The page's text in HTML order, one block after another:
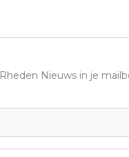
Nieuws in je